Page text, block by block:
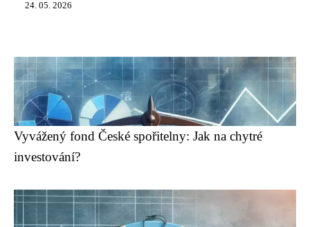
24. 05. 2026
Vyvážený fond České spořitelny: Jak na chytré
investování?